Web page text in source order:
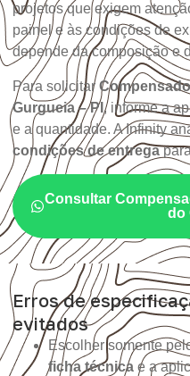
projetos que exigem
painel e às condições de
depende da composição e
Para solicitar
Gurgueia – PI , informe a
e a quantidade. A Infinity
condições de entrega
Consultar
do
Erros de
evitados
Escolher somente
ficha técnica e a